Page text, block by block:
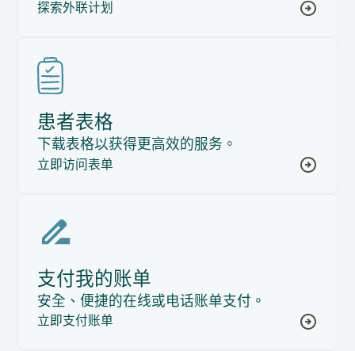
探索外联计划
患者表格
下载表格以获得更高效的服务。
立即访问表单
支付我的账单
安全、便捷的在线或电话账单支付。
立即支付账单